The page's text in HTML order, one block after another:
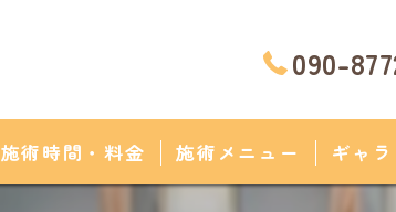
090-
施術時間・料金 施術メニュー ギャ